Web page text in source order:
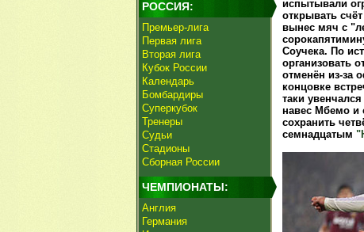
РОССИЯ:
Премьер-лига
Первая лига
Вторая лига
Кубок России
Календарь
Бомбардиры
Суперкубок
Тренеры
Судьи
Стадионы
Сборная России
ЧЕМПИОНАТЫ:
Англия
Германия
испытывали
открывать
вынес мяч с
Соучека. По
организовать
отменён из-за
концовке
таки
навес Мбемо и
сохранить
семнадцатым